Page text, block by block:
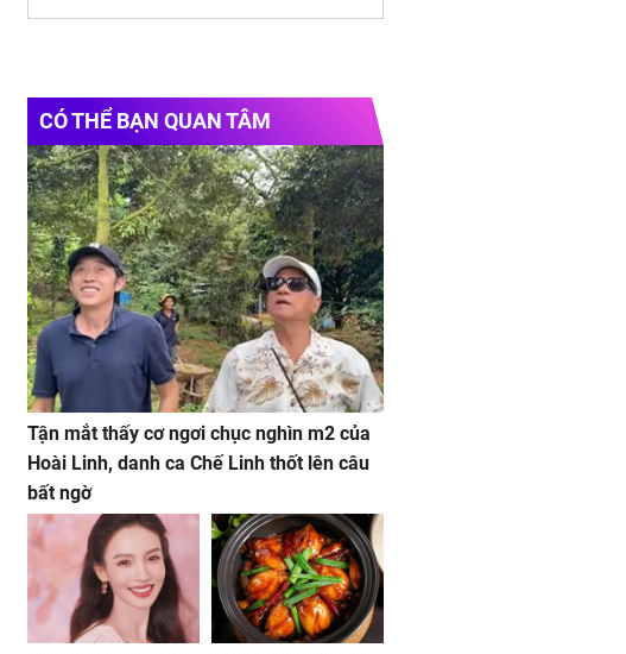
CÓ THỂ BẠN QUAN TÂM
Tận mắt thấy cơ ngơi chục nghìn m2 của
Hoài Linh, danh ca Chế Linh thốt lên câu
bất ngờ